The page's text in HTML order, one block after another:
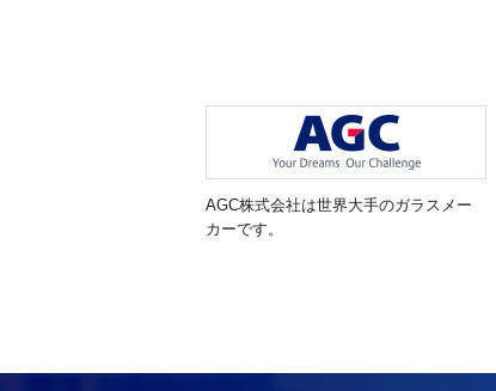
AGC株式会社は世界大手のガラスメー
カーです。